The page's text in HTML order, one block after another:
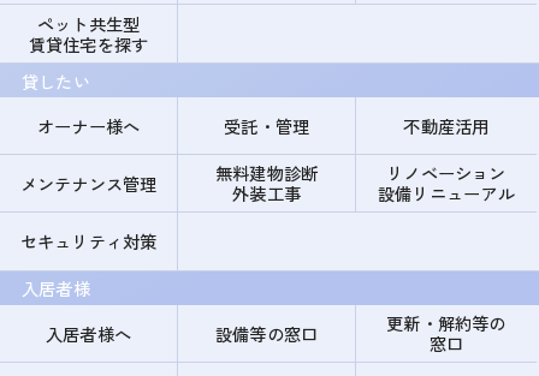
ペット共生型
賃貸住宅を探す
貸したい
オーナー様へ
受託・管理 不動産活用
メンテナンス管理
無料建物診断
外装工事
リノベーション
設備リニューアル
セキュリティ対策
入居者様
入居者様へ
設備等の窓口
更新・解約等の
窓口